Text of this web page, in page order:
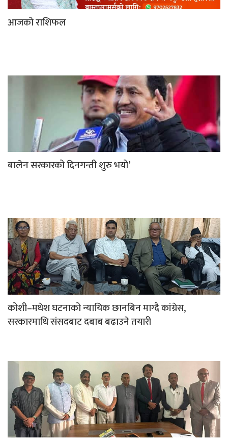
आजको राशिफल
बालेन सरकारको दिनगन्ती शुरु भयो’
कोशी–मधेश घटनाको न्यायिक छानबिन माग्दै कांग्रेस,
सरकारमाथि संसदबाट दबाब बढाउने तयारी